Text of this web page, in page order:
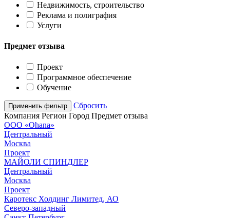
Недвижимость, строительство
Реклама и полиграфия
Услуги
Предмет отзыва
Проект
Программное обеспечение
Обучение
Сбросить
Компания Регион Город Предмет отзыва
ООО «Ohana»
Центральный
Москва
Проект
МАЙОЛИ СПИНДЛЕР
Центральный
Москва
Проект
Каротекс Холдинг Лимитед, АО
Северо-западный